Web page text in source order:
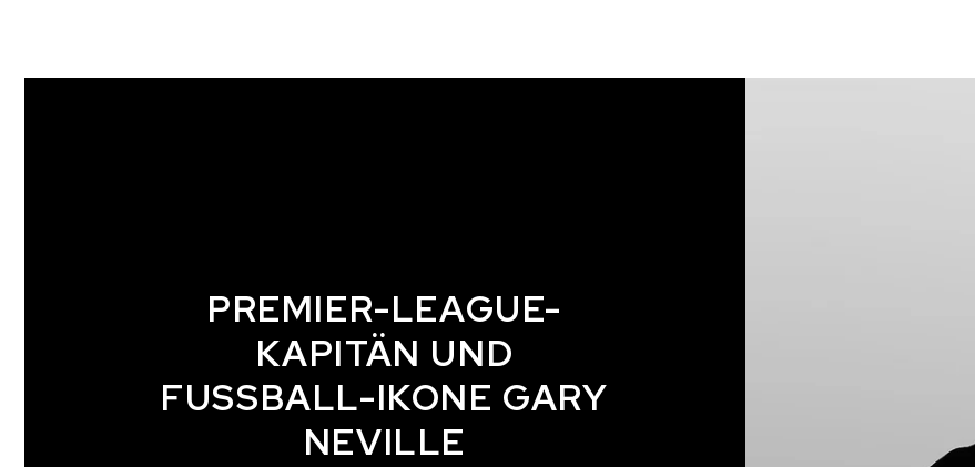
PREMIER-LEAGUE-
KAPITÄN UND
FUSSBALL-IKONE GARY
NEVILLE